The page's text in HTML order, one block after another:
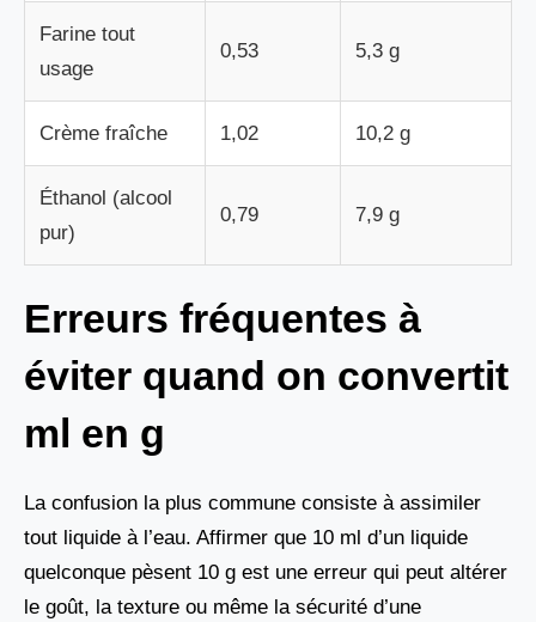
Farine tout
usage
0,53 5,3 g
Crème fraîche 1,02 10,2 g
Éthanol (alcool
pur)
0,79 7,9 g
Erreurs fréquentes à
éviter quand on convertit
ml en g
La confusion la plus commune consiste à assimiler
tout liquide à l’eau. Affirmer que 10 ml d’un liquide
quelconque pèsent 10 g est une erreur qui peut altérer
le goût, la texture ou même la sécurité d’une